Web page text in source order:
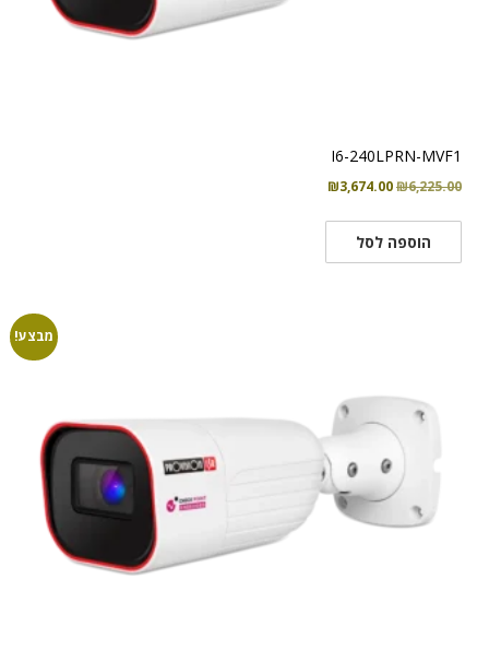
I6-240LPRN-MVF1
₪6,225.00
המחיר
היה:
₪3,674.00
הוספה לסל
מבצע!